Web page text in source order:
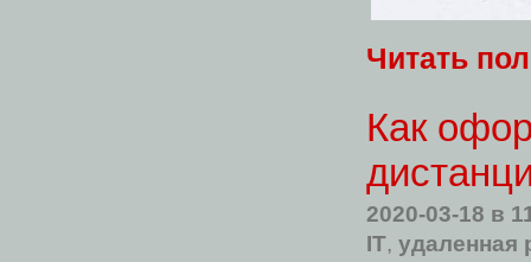
Читать
Как
2020-03-18 в
IT, удаленная